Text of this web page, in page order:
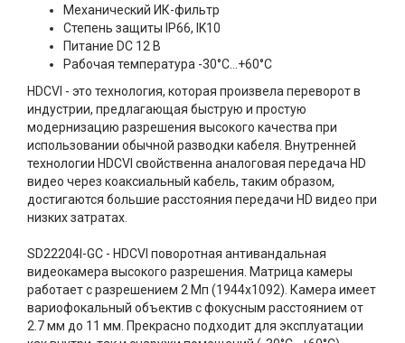
Механический ИК-фильтр
Степень защиты IP66, IK10
Питание DC 12 В
Рабочая температура -30°C…+60°C
HDCVI - это технология, которая произвела переворот в
индустрии, предлагающая быструю и простую
модернизацию разрешения высокого качества при
использовании обычной разводки кабеля. Внутренней
технологии HDCVI свойственна аналоговая передача HD
видео через коаксиальный кабель, таким образом,
достигаются большие расстояния передачи HD видео при
низких затратах.
SD22204I-GC - HDCVI поворотная антивандальная
видеокамера высокого разрешения. Матрица камеры
работает с разрешением 2 Мп (1944х1092). Камера имеет
вариофокальный объектив с фокусным расстоянием от
2.7 мм до 11 мм. Прекрасно подходит для эксплуатации